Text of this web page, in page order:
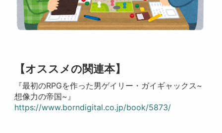
【オススメの関連本】
『最初のRPGを作った男ゲイリー・ガイギャックス~
想像力の帝国~』
https://www.borndigital.co.jp/book/5873/